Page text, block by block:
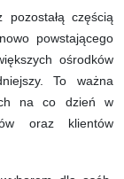
częścią
powstającego
ośrodków
To ważna
na co dzień w
oraz klientów